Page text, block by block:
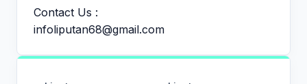
Contact Us :
infoliputan68@gmail.com